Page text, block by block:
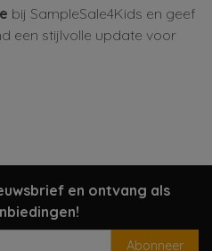
bij SampleSale4Kids en geef
een stijlvolle update voor
en ontvang als
Abonneer